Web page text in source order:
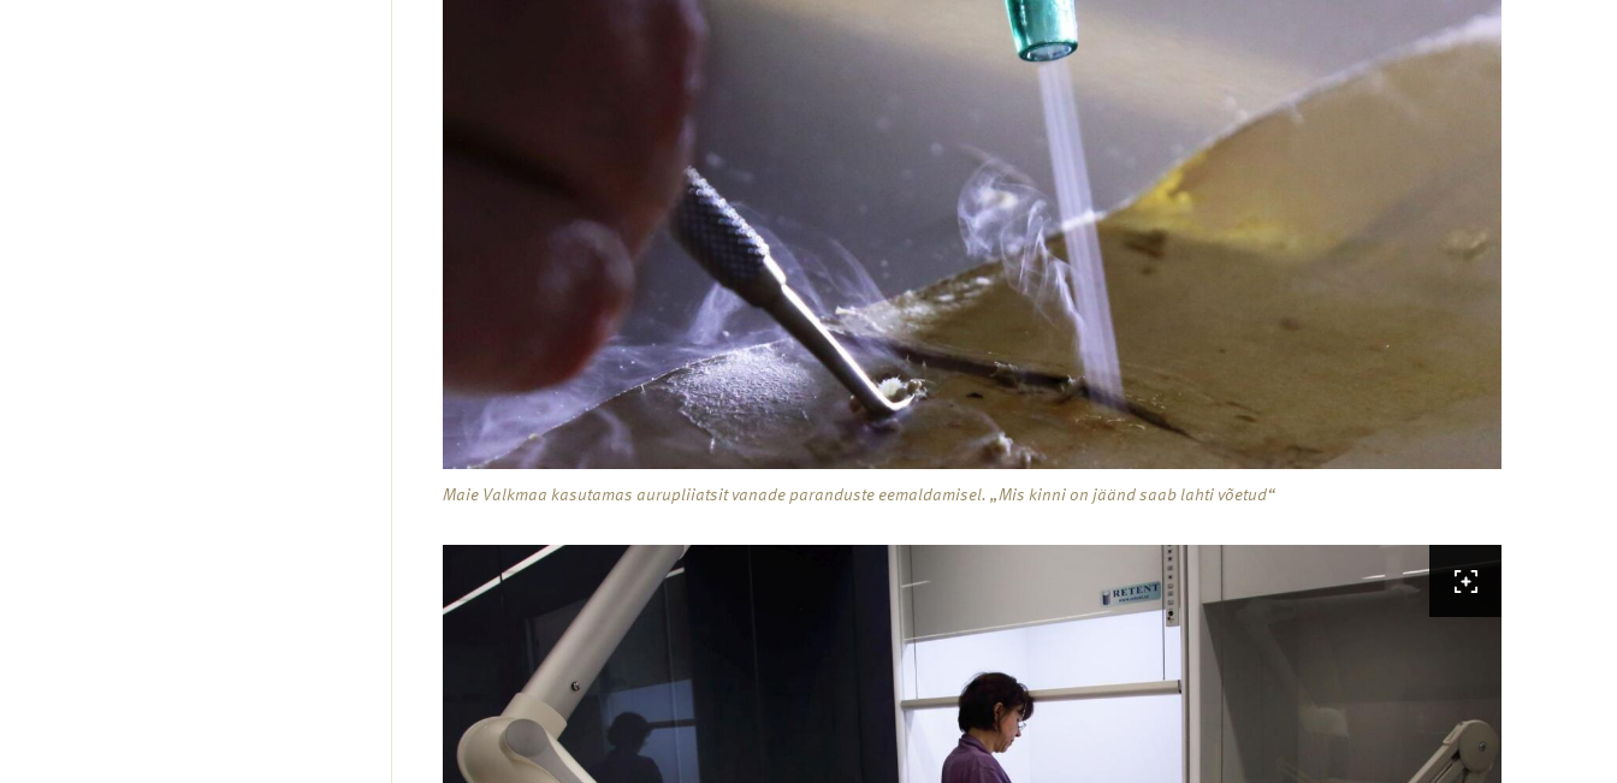
Maie Valkmaa kasutamas aurupliiatsit vanade paranduste eemaldamisel. „Mis kinni on jäänd saab lahti võetud“